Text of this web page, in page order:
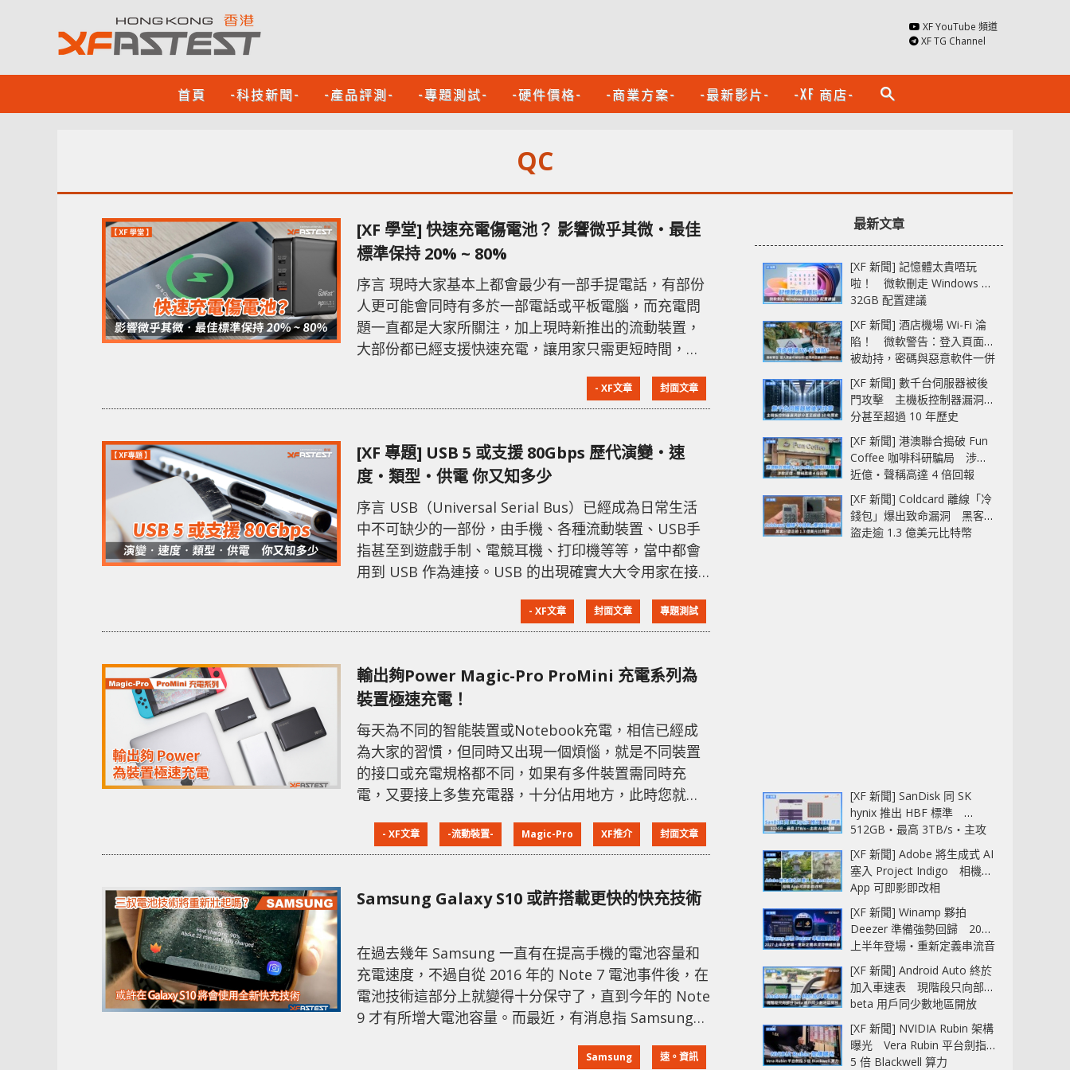
XF YouTube 頻道
XF TG Channel
首頁 -科技新聞- -產品評測- -專題測試- -硬件價格- -商業方案- -最新影片- -XF 商店- search
QC
[XF 學堂] 快速充電傷電池？ 影響微乎其微‧最佳
標準保持 20% ~ 80%
序言 現時大家基本上都會最少有一部手提電話，有部份
人更可能會同時有多於一部電話或平板電腦，而充電問
題一直都是大家所關注，加上現時新推出的流動裝置，
大部份都已經支援快速充電，讓用家只需更短時間，就
是快速充電是否會對電池造成負面影響，縮知電池的壽
命。 了解電池的充電運作 以往流動裝置的電池都是採
（Memory Effect），簡單來說就是若果用家經常在電
池未完全用盡就進行充電，長久之下
- XF文章 封面文章
[XF 專題] USB 5 或支援 80Gbps 歷代演變‧速
度‧類型‧供電 你又知多少
序言 USB（Universal Serial Bus）已經成為日常生活
中不可缺少的一部份，由手機、各種流動裝置、USB手
指甚至到遊戲手制、電競耳機、打印機等等，當中都會
用到 USB 作為連接。USB 的出現確實大大令用家在接
著 USB 的標準不斷改進及提升，無論在傳輸速度以至供
電上，每一代的 USB 都有相當顯著的升級。 USB 的演
被不同廠商所標示的 USB
- XF文章 封面文章 專題測試
輸出夠Power Magic-Pro ProMini 充電系列為
裝置極速充電！
每天為不同的智能裝置或Notebook充電，相信已經成
為大家的習慣，但同時又出現一個煩惱，就是不同裝置
的接口或充電規格都不同，如果有多件裝置需同時充
電，又要接上多隻充電器，十分佔用地方，此時您就需
紹的Magic-Pro ProMini 充電系列，正正可以解決以上
煩惱，ProMini充電系列分別有桌面充電器及移動電
自己需求選擇。 ProMini Qs120 120W 雙 PD 快速充電
- XF文章 -流動裝置- Magic-Pro XF推介 封面文章
Samsung Galaxy S10 或許搭載更快的快充技術
在過去幾年 Samsung 一直有在提高手機的電池容量和
充電速度，不過自從 2016 年的 Note 7 電池事件後，在
電池技術這部分上就變得十分保守了，直到今年的 Note
9 才有所增大電池容量。而最近，有消息指 Samsung
爆料人士 Ice Universe，Samsung 明年的新旗艦機將
Samsung 速。資訊
最新文章
[XF 新聞] 記憶體太貴唔玩
啦！ 微軟刪走 Windows 11
32GB 配置建議
[XF 新聞] 酒店機場 Wi-Fi 淪
陷！ 微軟警告：登入頁面可
被劫持，密碼與惡意軟件一併
中招
[XF 新聞] 數千台伺服器被後
門攻擊 主機板控制器漏洞部
分甚至超過 10 年歷史
[XF 新聞] 港澳聯合搗破 Fun
Coffee 咖啡科研騙局 涉款
近億‧聲稱高達 4 倍回報
[XF 新聞] Coldcard 離線「冷
錢包」爆出致命漏洞 黑客已
盜走逾 1.3 億美元比特幣
[XF 新聞] SanDisk 同 SK
hynix 推出 HBF 標準
512GB‧最高 3TB/s‧主攻
AI 記憶體
[XF 新聞] Adobe 將生成式 AI
塞入 Project Indigo 相機
App 可即影即改相
[XF 新聞] Winamp 夥拍
Deezer 準備強勢回歸 2027
上半年登場‧重新定義串流音
樂播放器
[XF 新聞] Android Auto 終於
加入車速表 現階段只向部分
beta 用戶同少數地區開放
[XF 新聞] NVIDIA Rubin 架構
曝光 Vera Rubin 平台劍指
5 倍 Blackwell 算力